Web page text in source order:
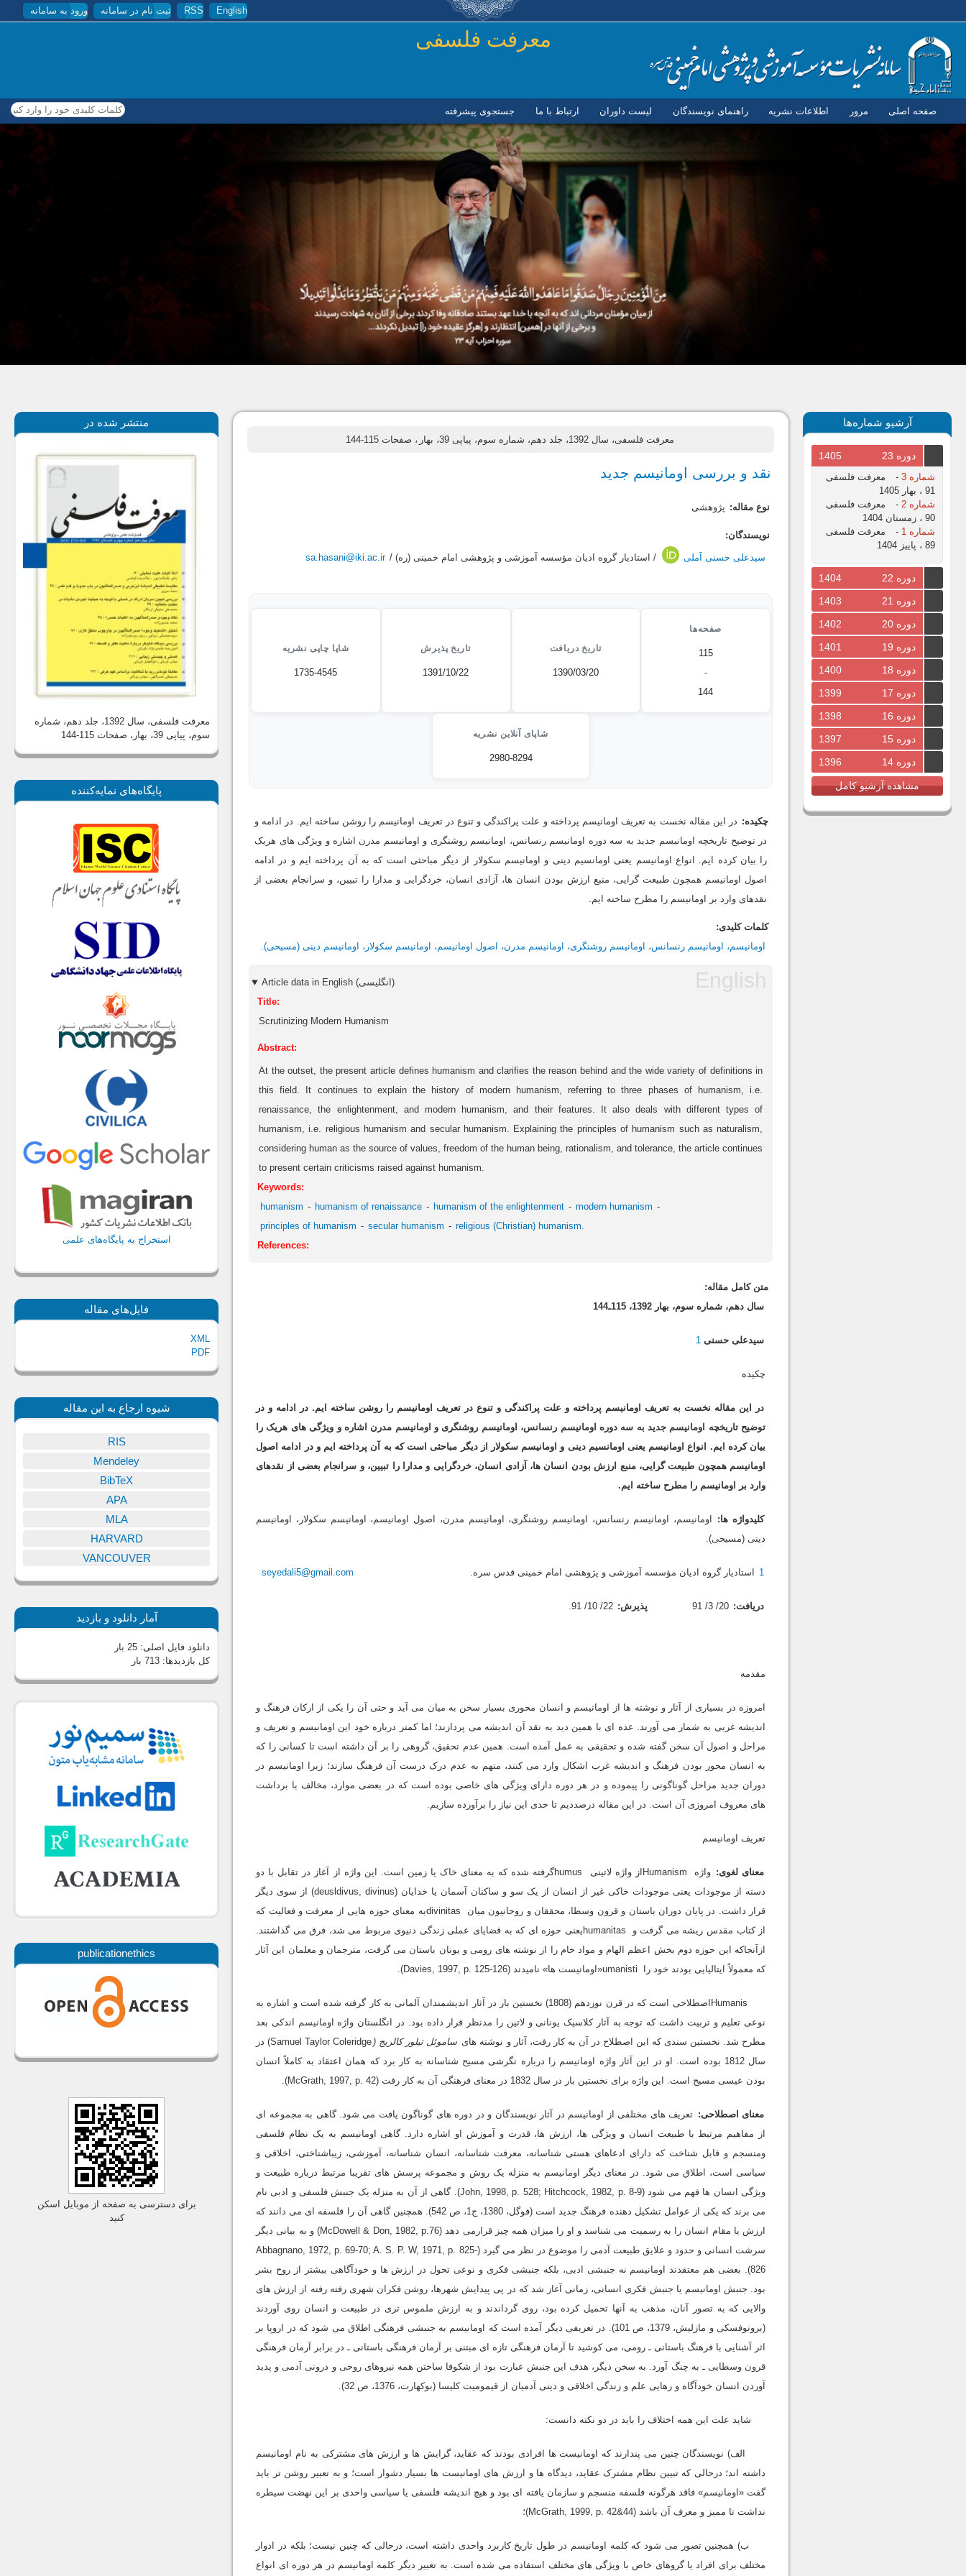
رفتن به محتوای اصلی English
RSS ثبت نام در سامانه ورود به سامانه
معرفت فلسفی
صفحه اصلی مرور اطلاعات نشریه راهنمای نویسندگان لیست داوران ارتباط با ما جستجوی پیشرفته کلمات کلیدی خود را وارد کنید
آرشیو شماره‌ها
دوره 23 1405
شماره 3 -
معرفت فلسفی
91 ، بهار 1405
شماره 2
-
معرفت فلسفی
90 ، زمستان 1404
شماره 1
-
معرفت فلسفی
89 ، پاییز 1404
دوره 22
1404
دوره 21
1403
دوره 20
1402
دوره 19
1401
دوره 18
1400
دوره 17
1399
دوره 16
1398
دوره 15
1397
دوره 14
1396
مشاهده آرشیو کامل
معرفت فلسفی، سال 1392، جلد دهم، شماره سوم، پیاپی 39، بهار ، صفحات 115-144
نقد و بررسى اومانیسم جدید
نوع مقاله: پژوهشی
نویسندگان:
سیدعلی حسنی آملی / استاديار گروه اديان مؤسسه آموزشى و پژوهشى امام خمينى (ره) / sa.hasani@iki.ac.ir
صفحه‌ها
115
-
144
تاریخ دریافت
1390/03/20
تاریخ پذیرش
1391/10/22
شاپا چاپی نشریه
1735-4545
شاپای آنلاین نشریه
2980-8294
چکیده: در این مقاله نخست به تعریف اومانیسم پرداخته و علت پراکندگى و تنوع در تعریف اومانیسم را روشن ساخته ایم. در ادامه و
در توضیح تاریخچه اومانیسم جدید به سه دوره اومانیسم رنسانس، اومانیسم روشنگرى و اومانیسم مدرن اشاره و ویژگى هاى هریک
را بیان کرده ایم. انواع اومانیسم یعنى اومانسیم دینى و اومانیسم سکولار از دیگر مباحثى است که به آن پرداخته ایم و در ادامه
اصول اومانیسم همچون طبیعت گرایى، منبع ارزش بودن انسان ها، آزادى انسان، خردگرایى و مدارا را تبیین، و سرانجام بعضى از
نقدهاى وارد بر اومانیسم را مطرح ساخته ایم.
کلمات کلیدی:
اومانيسم، اومانيسم رنسانس، اومانيسم روشنگرى، اومانيسم مدرن، اصول اومانيسم، اومانيسم سكولار، اومانيسم دينى (مسيحى).
Article data in English (انگلیسی)
Title:
Scrutinizing Modern Humanism
Abstract:
At the outset, the present article defines humanism and clarifies the reason behind and the wide variety of definitions in
this field. It continues to explain the history of modern humanism, referring to three phases of humanism, i.e.
renaissance, the enlightenment, and modern humanism, and their features. It also deals with different types of
humanism, i.e. religious humanism and secular humanism. Explaining the principles of humanism such as naturalism,
considering human as the source of values, freedom of the human being, rationalism, and tolerance, the article continues
to present certain criticisms raised against humanism.
Keywords:
humanism
humanism of renaissance humanism of the enlightenment
modern humanism
principles of humanism
secular humanism
religious (Christian) humanism.
References:
متن کامل مقاله:
سال دهم، شماره سوم، بهار 1392، 115ـ144
سیدعلى حسنى 1
چکیده
در این مقاله نخست به تعریف اومانیسم پرداخته و علت پراکندگى و تنوع در تعریف اومانیسم را روشن ساخته ایم. در ادامه و در
توضیح تاریخچه اومانیسم جدید به سه دوره اومانیسم رنسانس، اومانیسم روشنگرى و اومانیسم مدرن اشاره و ویژگى هاى هریک را
بیان کرده ایم. انواع اومانیسم یعنى اومانسیم دینى و اومانیسم سکولار از دیگر مباحثى است که به آن پرداخته ایم و در ادامه اصول
اومانیسم همچون طبیعت گرایى، منبع ارزش بودن انسان ها، آزادى انسان، خردگرایى و مدارا را تبیین، و سرانجام بعضى از نقدهاى
وارد بر اومانیسم را مطرح ساخته ایم.
کلیدواژه ها:
اومانیسم، اومانیسم رنسانس، اومانیسم روشنگرى، اومانیسم مدرن، اصول اومانیسم، اومانیسم سکولار، اومانیسم
دینى (مسیحى).
1 استادیار گروه ادیان مؤسسه آموزشى و پژوهشى امام خمینى قدس سره. seyedali5@gmail.com
دریافت: پذیرش:
مقدمه
امروزه در بسیارى از آثار و نوشته ها از اومانیسم و انسان محورى بسیار سخن به میان مى آید و حتى آن را یکى از ارکان فرهنگ و
اندیشه غربى به شمار مى آورند. عده اى با همین دید به نقد آن اندیشه مى پردازند؛ اما کمتر درباره خود این اومانیسم و تعریف و
مراحل و اصول آن سخن گفته شده و تحقیقى به عمل آمده است. همین عدم تحقیق، گروهى را بر آن داشته است تا کسانى را که
به انسان محور بودن فرهنگ و اندیشه غرب اشکال وارد مى کنند، متهم به عدم درک درست آن فرهنگ سازند؛ زیرا اومانیسم در
دوران جدید مراحل گوناگونى را پیموده و در هر دوره داراى ویژگى هاى خاصى بوده است که در بعضى موارد، مخالف با برداشت
هاى معروف امروزى آن است. در این مقاله درصددیم تا حدى این نیاز را برآورده سازیم.
تعریف اومانیسم
معناى لغوى:
واژه Humanismاز واژه لاتینى humusگرفته شده که به معناى خاک یا زمین است. این واژه از آغاز در تقابل با دو
دسته از موجودات یعنى موجودات خاکى غیر از انسان از یک سو و ساکنان آسمان یا خدایان (deusldivus, divinus) از سوى دیگر
قرار داشت. در پایان دوران باستان و قرون وسطا، محققان و روحانیون میان divinitasبه معناى حوزه هایى از معرفت و فعالیت که
از کتاب مقدس ریشه مى گرفت و humanitasیعنى حوزه اى که به قضایاى عملى زندگى دنیوى مربوط مى شد، فرق مى گذاشتند.
ازآنجاکه این حوزه دوم بخش اعظم الهام و مواد خام را از نوشته هاى رومى و یونان باستان مى گرفت، مترجمان و معلمان این آثار
که معمولاً ایتالیایى بودند خود را umanisti«اومانیست ها» نامیدند (Davies, 1997, p. 125-126).
Humanisاصطلاحى است که در قرن نوزدهم (1808) نخستین بار در آثار اندیشمندان آلمانى به کار گرفته شده است و اشاره به
نوعى تعلیم و تربیت داشت که توجه به آثار کلاسیک یونانى و لاتین را مدنظر قرار داده بود. در انگلستان واژه اومانیسم اندکى بعد
مطرح شد. نخستین سندى که این اصطلاح در آن به کار رفت، آثار و نوشته هاى ساموئل تیلور کالریج (
Samuel Taylor Coleridge) در
سال 1812 بوده است. او در این آثار واژه اومانیسم را درباره نگرشى مسیح شناسانه به کار برد که همان اعتقاد به کاملاً انسان
بودن عیسى مسیح است. این واژه براى نخستین بار در سال 1832 در معناى فرهنگى آن به کار رفت (McGrath, 1997, p. 42).
معناى اصطلاحى: تعریف هاى مختلفى از اومانیسم در آثار نویسندگان و در دوره هاى گوناگون یافت مى شود. گاهى به مجموعه اى
از مفاهیم مرتبط با طبیعت انسان و ویژگى ها، ارزش ها، قدرت و آموزش او اشاره دارد. گاهى اومانیسم به یک نظام فلسفى
ومنسجم و قابل شناخت که داراى ادعاهاى هستى شناسانه، معرفت شناسانه، انسان شناسانه، آموزشى، زیباشناختى، اخلاقى و
سیاسى است، اطلاق مى شود. در معناى دیگر اومانیسم به منزله یک روش و مجموعه پرسش هاى تقریبا مرتبط درباره طبیعت و
ویژگى انسان ها فهم مى شود (John, 1998, p. 528; Hitchcock, 1982, p. 8-9). گاهى از آن به منزله یک جنبش فلسفى و ادبى نام
مى برند که یکى از عوامل تشکیل دهنده فرهنگ جدید است (فوگل، 1380، ج1، ص 542). همچنین گاهى آن را فلسفه اى مى دانند که
ارزش یا مقام انسان را به رسمیت مى شناسد و او را میزان همه چیز قرارمى دهد (McDowell & Don, 1982, p.76) و به بیانى دیگر
سرشت انسانى و حدود و علایق طبیعت آدمى را موضوع در نظر مى گیرد (Abbagnano, 1972, p. 69-70; A. S. P. W, 1971, p. 825-
826). بعضى هم معتقدند اومانیسم نه جنبشى ادبى، بلکه جنبشى فکرى و نوعى تحول در ارزش ها و خودآگاهى بیشتر از روح بشر
بود. جنبش اومانیسم یا جنبش فکرى انسانى، زمانى آغاز شد که در پى پیدایش شهرها، روشن فکران شهرى رفته رفته از ارزش هاى
والایى که به تصور آنان، مذهب به آنها تحمیل کرده بود، روى گرداندند و به ارزش ملموس ترى در طبیعت و انسان روى آوردند
(برونوفسکى و مازلیش، 1379، ص 101). در تعریفى دیگر آمده است که اومانیسم به جنبشى فرهنگى اطلاق مى شود که در اروپا بر
اثر آشنایى با فرهنگ باستانى ـ رومى، مى کوشید تا آرمان فرهنگى تازه اى مبتنى بر آرمان فرهنگى باستانى ـ در برابر آرمان فرهنگى
قرون وسطایى ـ به چنگ آورد. به سخن دیگر، هدف این جنبش عبارت بود از شکوفا ساختن همه نیروهاى روحى و درونى آدمى و پدید
آوردن انسان خودآگاه و رهایى علم و زندگى اخلاقى و دینى آدمیان از قیمومیت کلیسا (بوکهارت، 1376، ص 32).
شاید علت این همه اختلاف را باید در دو نکته دانست:
الف) نویسندگان چنین مى پندارند که اومانیست ها افرادى بودند که عقاید، گرایش ها و ارزش هاى مشترکى به نام اومانیسم
داشته اند؛ درحالى که تبیین نظام مشترک عقاید، دیدگاه ها و ارزش هاى اومانیست ها بسیار دشوار است؛ و به تعبیر روشن تر باید
گفت «اومانیسم» فاقد هرگونه فلسفه منسجم و سازمان یافته اى بود و هیچ اندیشه فلسفى یا سیاسى واحدى بر این نهضت سیطره
نداشت تا ممیز و معرف آن باشد (McGrath, 1999, p. 42&44)؛
ب) همچنین تصور مى شود که کلمه اومانیسم در طول تاریخ کاربرد واحدى داشته است، درحالى که چنین نیست؛ بلکه در ادوار
مختلف براى افراد یا گروهاى خاص با ویژگى هاى مختلف استفاده مى شده است. به تعبیر دیگر کلمه اومانیسم در هر دوره اى انواع
منتشر شده در
معرفت فلسفی، سال 1392، جلد دهم، شماره
سوم، پیاپی 39، بهار
، صفحات 115-144
پايگاه‌های نمايه‌كننده
استخراج به پایگاه‌های علمی
فایل‌های مقاله
XML
PDF
شیوه ارجاع به این مقاله
RIS
Mendeley
BibTeX
APA
MLA
HARVARD
VANCOUVER
آمار دانلود و بازدید
دانلود فایل اصلی: 25 بار
کل بازدیدها: 713 بار
publicationethics
برای دسترسی به صفحه از موبایل اسکن
کنید